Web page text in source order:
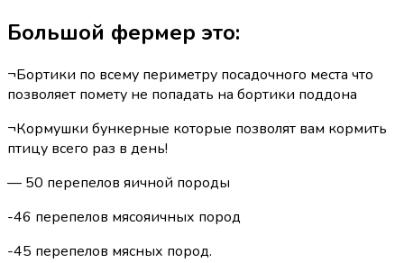
Большой фермер это:
¬Бортики по всему периметру посадочного места что
позволяет помету не попадать на бортики поддона
¬Кормушки бункерные которые позволят вам кормить
птицу всего раз в день!
— 50 перепелов яичной породы
-46 перепелов мясояичных пород
-45 перепелов мясных пород.